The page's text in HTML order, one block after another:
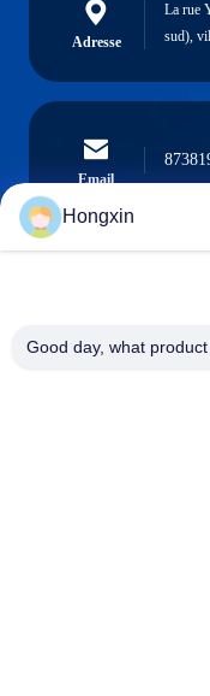
Adresse
La rue
sud),
Email
Hongxin
Good day, what